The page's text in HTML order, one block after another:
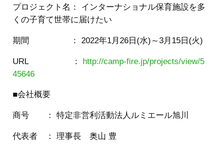
プロジェクト名： インターナショナル保育施設を多
くの子育て世帯に届けたい
期間 ： 2022年1月26日(水)～3月15日(火)
URL ： http://camp-fire.jp/projects/view/5
45646
■会社概要
商号 ： 特定非営利活動法人ルミエール旭川
代表者 ： 理事長 奥山 豊